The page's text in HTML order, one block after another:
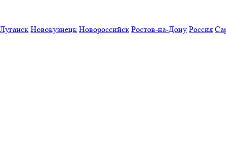
Луганск Новокузнецк Новороссийск Ростов-на-Дону Россия